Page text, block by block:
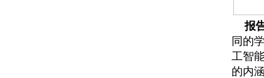
报
同的
工智
的内